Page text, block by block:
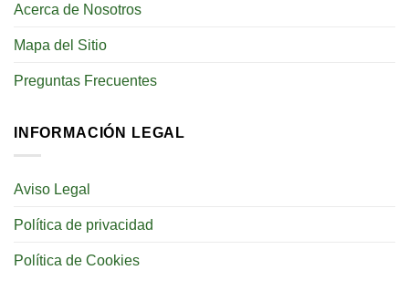
Acerca de Nosotros
Mapa del Sitio
Preguntas Frecuentes
INFORMACIÓN LEGAL
Aviso Legal
Política de privacidad
Política de Cookies